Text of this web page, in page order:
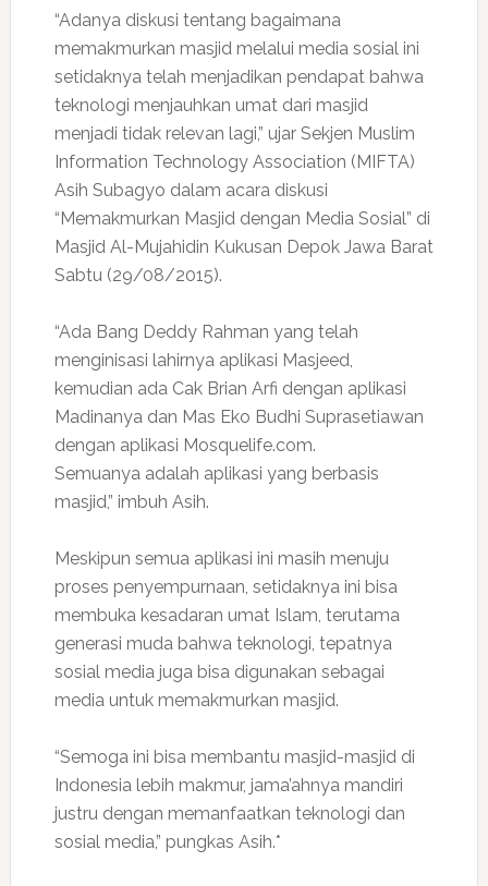
“Adanya diskusi tentang bagaimana
memakmurkan masjid melalui media sosial ini
setidaknya telah menjadikan pendapat bahwa
teknologi menjauhkan umat dari masjid
menjadi tidak relevan lagi,” ujar Sekjen Muslim
Information Technology Association (MIFTA)
Asih Subagyo dalam acara diskusi
“Memakmurkan Masjid dengan Media Sosial” di
Masjid Al-Mujahidin Kukusan Depok Jawa Barat
Sabtu (29/08/2015).
“Ada Bang Deddy Rahman yang telah
menginisasi lahirnya aplikasi Masjeed,
kemudian ada Cak Brian Arfi dengan aplikasi
Madinanya dan Mas Eko Budhi Suprasetiawan
dengan aplikasi Mosquelife.com.
Semuanya adalah aplikasi yang berbasis
masjid,” imbuh Asih.
Meskipun semua aplikasi ini masih menuju
proses penyempurnaan, setidaknya ini bisa
membuka kesadaran umat Islam, terutama
generasi muda bahwa teknologi, tepatnya
sosial media juga bisa digunakan sebagai
media untuk memakmurkan masjid.
“Semoga ini bisa membantu masjid-masjid di
Indonesia lebih makmur, jama’ahnya mandiri
justru dengan memanfaatkan teknologi dan
sosial media,” pungkas Asih.*